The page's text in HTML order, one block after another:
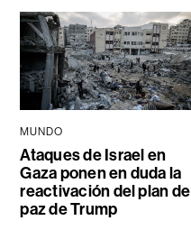
MUNDO
Ataques de Israel en
Gaza ponen en duda la
reactivación del plan de
paz de Trump